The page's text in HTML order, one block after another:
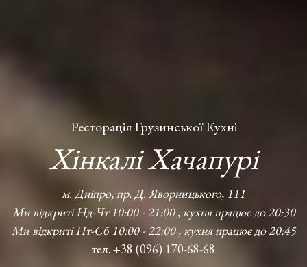
Ресторація Грузинської Кухні
Хінкалі Хачапурі
м. Дніпро, пр. Д. Яворницького, 111
Ми відкриті Нд-Чт 10:00 - 21:00 , кухня працює до 20:30
Ми відкриті Пт-Сб 10:00 - 22:00 , кухня працює до 20:45
тел. +38 (096) 170-68-68